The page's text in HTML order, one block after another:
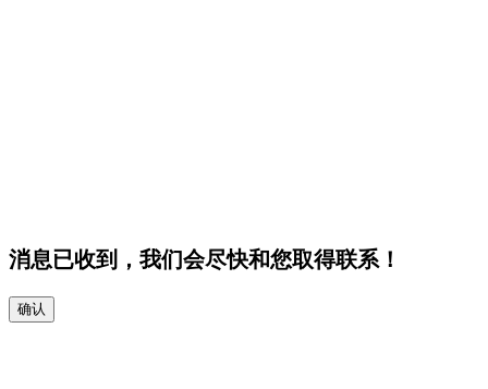
消息已收到，我们会尽快和您取得联系！
确认